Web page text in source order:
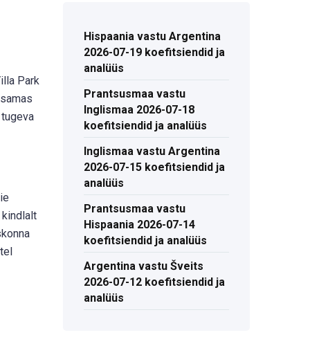
Park
kindlalt
Hispaania vastu Argentina
2026-07-19 koefitsiendid ja
analüüs
Prantsusmaa vastu
Inglismaa 2026-07-18
koefitsiendid ja analüüs
Inglismaa vastu Argentina
2026-07-15 koefitsiendid ja
analüüs
Prantsusmaa vastu
Hispaania 2026-07-14
koefitsiendid ja analüüs
Argentina vastu Šveits
2026-07-12 koefitsiendid ja
analüüs